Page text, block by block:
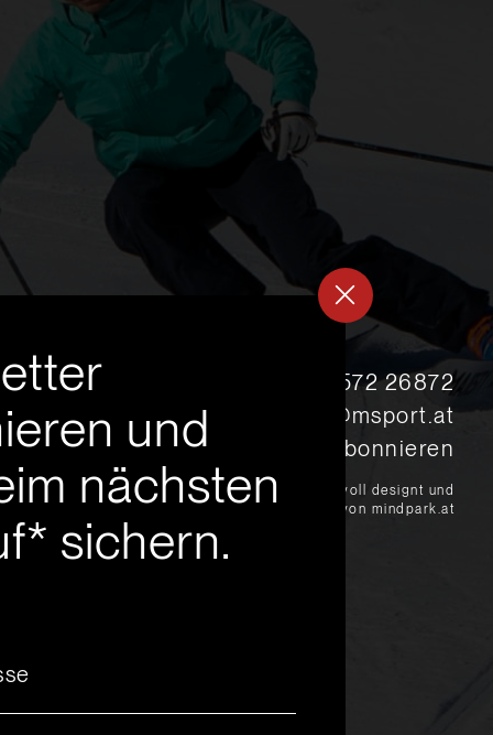
+43 5572 26872
msport@msport.at
Newsletter abonnieren
liebevoll designt und
programmiert von mindpark.at
und
nächsten
sichern.